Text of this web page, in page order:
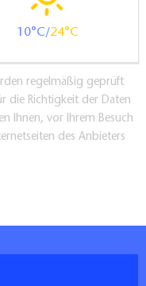
10 24
regelmäßig geprüft
die Richtigkeit der Daten
Ihnen, vor Ihrem Besuch
des Anbieters